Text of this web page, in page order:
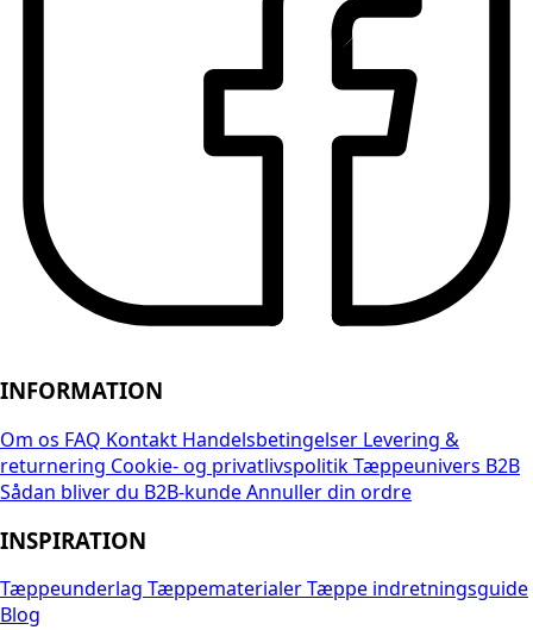
INFORMATION
Om os FAQ Kontakt Handelsbetingelser Levering &
returnering Cookie- og privatlivspolitikTæppeunivers B2B
Sådan bliver du B2B-kundeAnnuller din ordre
INSPIRATION
Tæppeunderlag TæppematerialerTæppe indretningsguide
Blog